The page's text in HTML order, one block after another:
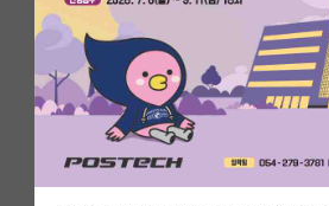
전체글보기
베스트 게시판
IF 명예의전당
자유 게시판(아무개랩)